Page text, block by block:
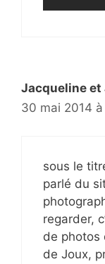
Jacqueline et
30 mai 2014 à
sous le
parlé du
regarder,
de photos
de Joux,